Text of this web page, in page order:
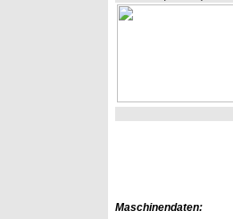
Maschinendaten: